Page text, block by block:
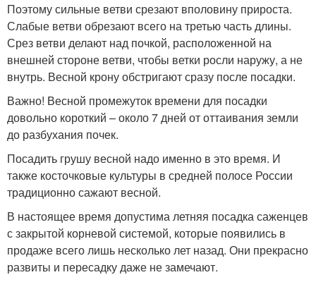
Поэтому сильные ветви срезают вполовину прироста.
Слабые ветви обрезают всего на третью часть длины.
Срез ветви делают над почкой, расположенной на
внешней стороне ветви, чтобы ветки росли наружу, а не
внутрь. Весной крону обстригают сразу после посадки.
Важно! Весной промежуток времени для посадки
довольно короткий – около 7 дней от оттаивания земли
до разбухания почек.
Посадить грушу весной надо именно в это время. И
также косточковые культуры в средней полосе России
традиционно сажают весной.
В настоящее время допустима летняя посадка саженцев
с закрытой корневой системой, которые появились в
продаже всего лишь несколько лет назад. Они прекрасно
развиты и пересадку даже не замечают.